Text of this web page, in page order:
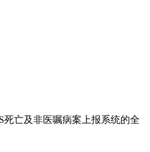
死亡及非医嘱病案上报系统的全